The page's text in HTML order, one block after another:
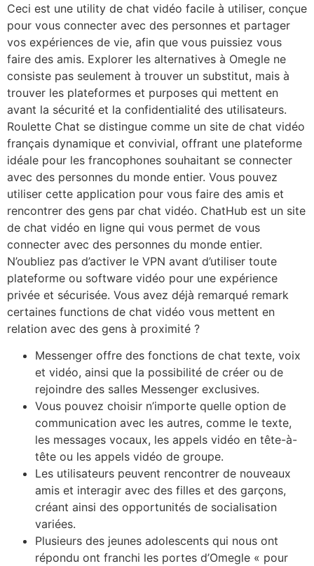
Ceci est une utility de chat vidéo facile à utiliser, conçue
pour vous connecter avec des personnes et partager
vos expériences de vie, afin que vous puissiez vous
faire des amis. Explorer les alternatives à Omegle ne
consiste pas seulement à trouver un substitut, mais à
trouver les plateformes et purposes qui mettent en
avant la sécurité et la confidentialité des utilisateurs.
Roulette Chat se distingue comme un site de chat vidéo
français dynamique et convivial, offrant une plateforme
idéale pour les francophones souhaitant se connecter
avec des personnes du monde entier. Vous pouvez
utiliser cette application pour vous faire des amis et
rencontrer des gens par chat vidéo. ChatHub est un site
de chat vidéo en ligne qui vous permet de vous
connecter avec des personnes du monde entier.
N’oubliez pas d’activer le VPN avant d’utiliser toute
plateforme ou software vidéo pour une expérience
privée et sécurisée. Vous avez déjà remarqué remark
certaines functions de chat vidéo vous mettent en
relation avec des gens à proximité ?
Messenger offre des fonctions de chat texte, voix
et vidéo, ainsi que la possibilité de créer ou de
rejoindre des salles Messenger exclusives.
Vous pouvez choisir n’importe quelle option de
communication avec les autres, comme le texte,
les messages vocaux, les appels vidéo en tête-à-
tête ou les appels vidéo de groupe.
Les utilisateurs peuvent rencontrer de nouveaux
amis et interagir avec des filles et des garçons,
créant ainsi des opportunités de socialisation
variées.
Plusieurs des jeunes adolescents qui nous ont
répondu ont franchi les portes d’Omegle « pour